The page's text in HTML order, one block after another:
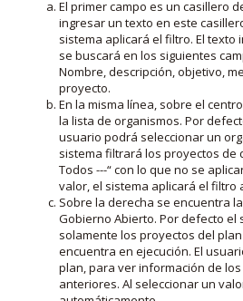
El primer campo es un casillero
ingresar un texto en este
sistema aplicará el filtro. El texto
se buscará en los siguientes
Nombre, descripción, objetivo,
proyecto.
En la misma línea, sobre el
la lista de organismos. Por
usuario podrá seleccionar un
sistema filtrará los proyectos de
Todos ---“ con lo que no se
valor, el sistema aplicará el filtro
Sobre la derecha se encuentra
Gobierno Abierto. Por defecto el
solamente los proyectos del
encuentra en ejecución. El
plan, para ver información de
anteriores. Al seleccionar un